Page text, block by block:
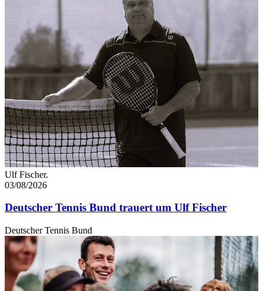
Ulf Fischer.
03/08/2026
Deutscher Tennis Bund trauert um Ulf Fischer
Deutscher Tennis Bund